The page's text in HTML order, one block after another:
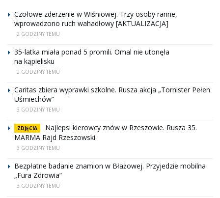
Czołowe zderzenie w Wiśniowej. Trzy osoby ranne,
wprowadzono ruch wahadłowy [AKTUALIZACJA]
2 GODZINY TEMU
35-latka miała ponad 5 promili. Omal nie utonęła
na kąpielisku
2 GODZINY TEMU
Caritas zbiera wyprawki szkolne. Rusza akcja „Tornister Pełen
Uśmiechów”
3 GODZINY TEMU
ZDJĘCIA
Najlepsi kierowcy znów w Rzeszowie. Rusza 35.
MARMA Rajd Rzeszowski
3 GODZINY TEMU
Bezpłatne badanie znamion w Błażowej. Przyjedzie mobilna
„Fura Zdrowia”
3 GODZINY TEMU